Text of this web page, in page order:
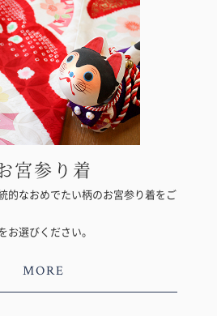
宮参り着
的なおめでたい柄のお宮参り着をご
お選びください。
MORE